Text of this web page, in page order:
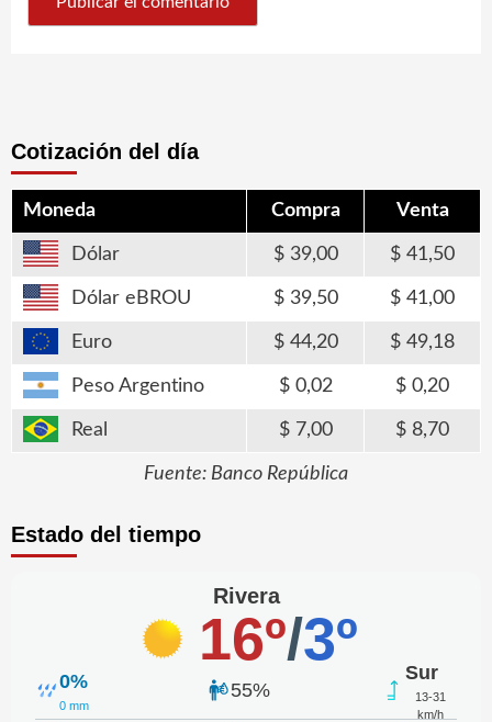
Cotización del día
Moneda Compra Venta
Dólar 39,00 41,50
Dólar eBROU 39,50 41,00
Euro 44,20 49,18
Peso Argentino 0,02 0,20
Real 7,00 8,70
Fuente: Banco República
Estado del tiempo
Rivera
16º/3º
0%
0 mm
55%
Sur
13-31
km/h